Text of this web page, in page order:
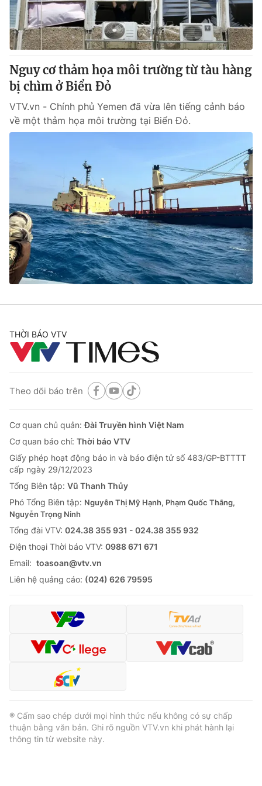
Sản phẩm
Thị trường
Lịch phát sóng
Chuyên mục khác
Photo Infographic
Shorts video
VTV Money VTV Thể thao
VTV Sức khoẻ Bất động sản
Thị trường 24h Tấm lòng Việt
VTV4 Vươn mình bằng AI
VTV9
THỜI BÁO VTV
Theo dõi báo trên
Cơ quan chủ quản:
Cơ quan báo chí:
cấp ngày 29/12/2023
Tổng Biên tập:Vũ Thanh Thủy
Nguyễn Trọng Ninh
Tổng đài VTV: 024.38 355 931 - 024.38 355 932
Ðiện thoại Thời báo VTV:
024.66 897 897
Liên hệ quảng cáo:
Nguy cơ thảm họa môi trường từ tàu hàng
bị chìm ở Biển Đỏ
VTV.vn - Chính phủ Yemen đã vừa lên tiếng cảnh báo
về một thảm họa môi trường tại Biển Đỏ.
THỜI BÁO VTV
Theo dõi báo trên
Cơ quan chủ quản:Đài Truyền hình Việt Nam
Cơ quan báo chí: Thời báo VTV
Giấy phép hoạt động báo in và báo điện tử số 483/GP-BTTTT
cấp ngày 29/12/2023
Tổng Biên tập: Vũ Thanh Thủy
Phó Tổng Biên tập: Nguyễn Thị Mỹ Hạnh, Phạm Quốc Thắng,
Nguyễn Trọng Ninh
Tổng đài VTV: 024.38 355 931 - 024.38 355 932
Ðiện thoại Thời báo VTV: 0988 671 671
Email: toasoan@vtv.vn
Liên hệ quảng cáo: (024) 626 79595
® Cấm sao chép dưới mọi hình thức nếu không có sự chấp
thuận bằng văn bản. Ghi rõ nguồn VTV.vn khi phát hành lại
thông tin từ website này.